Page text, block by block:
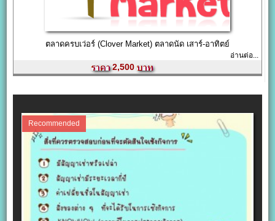
ตลาดครบเว่อร์ (Clover Market) ตลาดนัด เสาร์-อาทิตย์
อ่านต่อ...
2,500
Recommended